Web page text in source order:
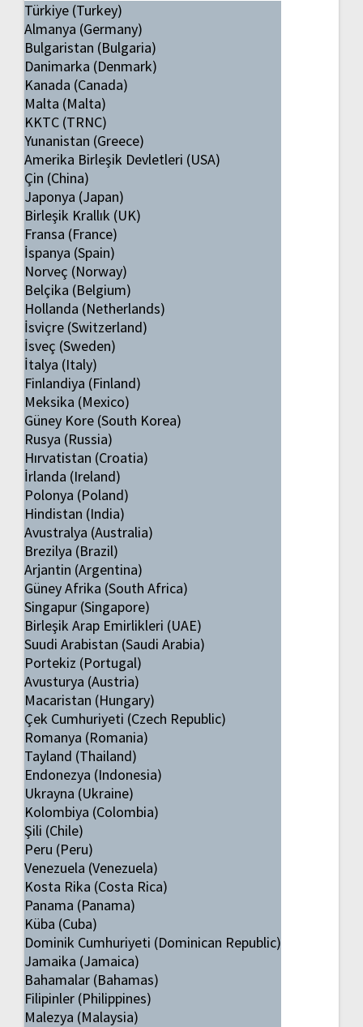
Türkiye (Turkey)
Almanya (Germany)
Bulgaristan (Bulgaria)
Danimarka (Denmark)
Kanada (Canada)
Malta (Malta)
KKTC (TRNC)
Yunanistan (Greece)
Amerika Birleşik Devletleri (USA)
Çin (China)
Japonya (Japan)
Birleşik Krallık (UK)
Fransa (France)
İspanya (Spain)
Norveç (Norway)
Belçika (Belgium)
Hollanda (Netherlands)
İsviçre (Switzerland)
İsveç (Sweden)
İtalya (Italy)
Finlandiya (Finland)
Meksika (Mexico)
Güney Kore (South Korea)
Rusya (Russia)
Hırvatistan (Croatia)
İrlanda (Ireland)
Polonya (Poland)
Hindistan (India)
Avustralya (Australia)
Brezilya (Brazil)
Arjantin (Argentina)
Güney Afrika (South Africa)
Singapur (Singapore)
Birleşik Arap Emirlikleri (UAE)
Suudi Arabistan (Saudi Arabia)
Portekiz (Portugal)
Avusturya (Austria)
Macaristan (Hungary)
Çek Cumhuriyeti (Czech Republic)
Romanya (Romania)
Tayland (Thailand)
Endonezya (Indonesia)
Ukrayna (Ukraine)
Kolombiya (Colombia)
Şili (Chile)
Peru (Peru)
Venezuela (Venezuela)
Kosta Rika (Costa Rica)
Panama (Panama)
Küba (Cuba)
Dominik Cumhuriyeti (Dominican Republic)
Jamaika (Jamaica)
Bahamalar (Bahamas)
Filipinler (Philippines)
Malezya (Malaysia)